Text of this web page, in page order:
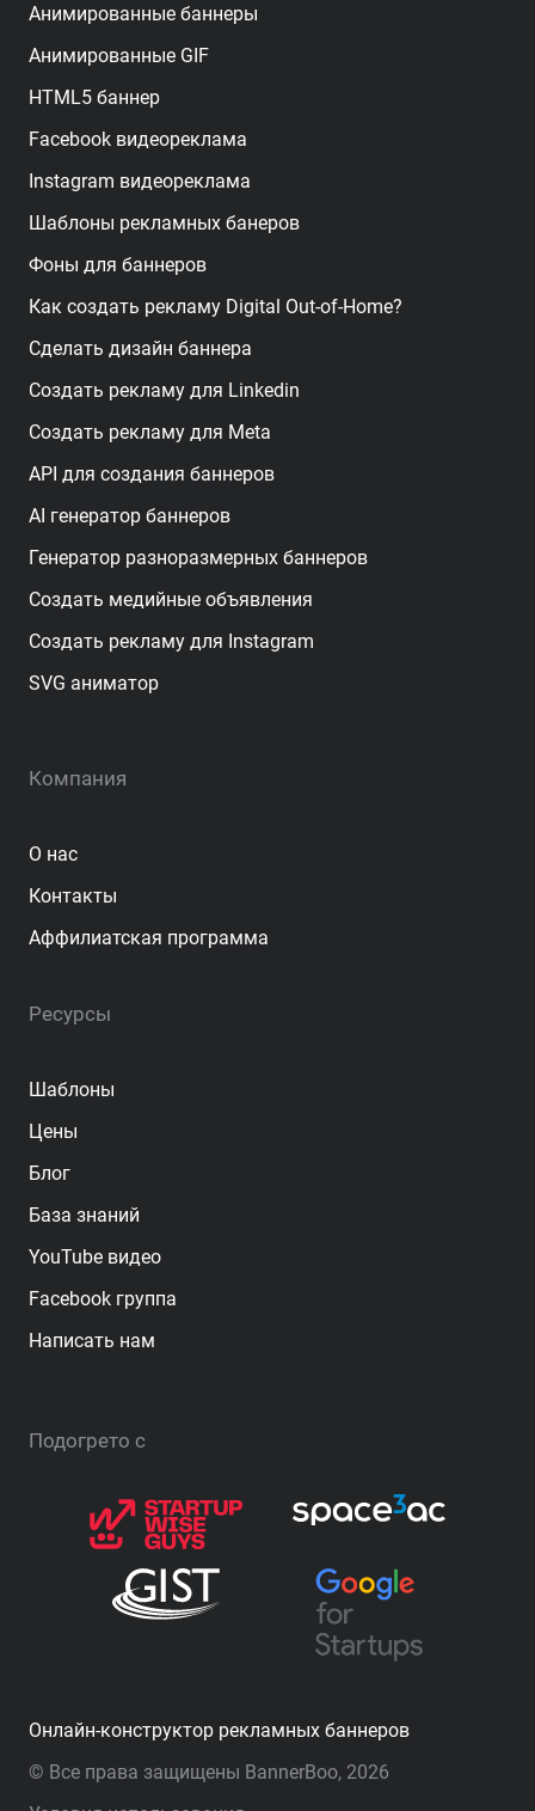
Анимированные баннеры
Анимированные GIF
HTML5 баннер
Facebook видеореклама
Instagram видеореклама
Шаблоны рекламных банеров
Фоны для баннеров
Как создать рекламу Digital Out-of-Home?
Сделать дизайн баннера
Создать рекламу для Linkedin
Создать рекламу для Meta
API для создания баннеров
AI генератор баннеров
Генератор разноразмерных баннеров
Создать медийные объявления
Создать рекламу для Instagram
SVG аниматор
Компания
О нас
Контакты
Аффилиатская программа
Ресурсы
Шаблоны
Цены
Блог
База знаний
YouTube видео
Facebook группа
Написать нам
Подогрето с
Онлайн-конструктор рекламных баннеров
© Все права защищены BannerBoo, 2026